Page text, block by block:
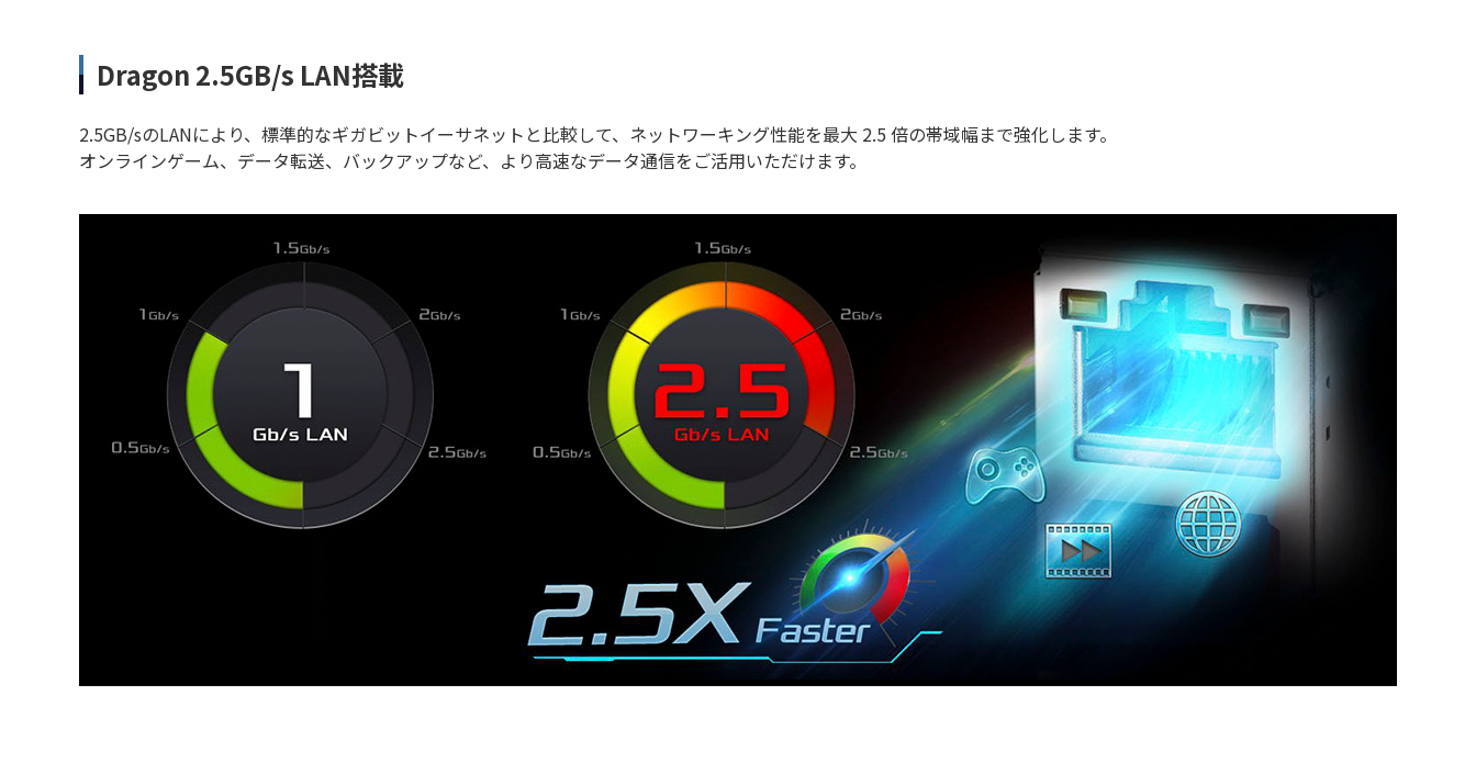
Dragon 2.5GB/s LAN搭載
2.5GB/sのLANにより、標準的なギガビットイーサネットと比較して、ネットワーキング性能を最大 2.5 倍の帯域幅まで強化します。
オンラインゲーム、データ転送、バックアップなど、より高速なデータ通信をご活用いただけます。